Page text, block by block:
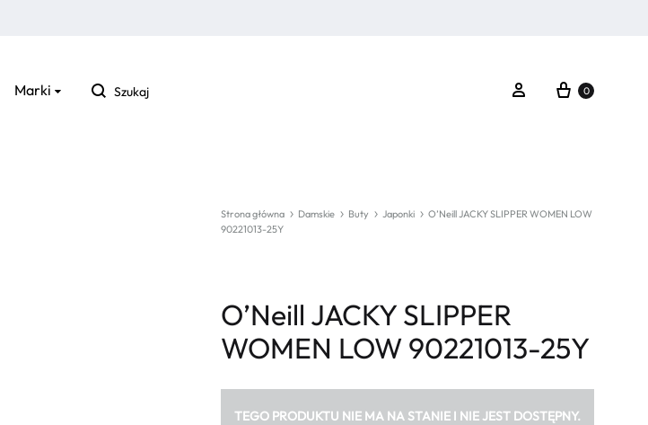
Marki Szukaj Zaloguj sięKoszyk
0
Strona główna Damskie Buty Japonki
O’Neill JACKY SLIPPER WOMEN LOW
90221013-25Y
O’Neill JACKY SLIPPER
WOMEN LOW 90221013-25Y
TEGO PRODUKTU NIE MA NA STANIE I NIE JEST DOSTĘPNY.